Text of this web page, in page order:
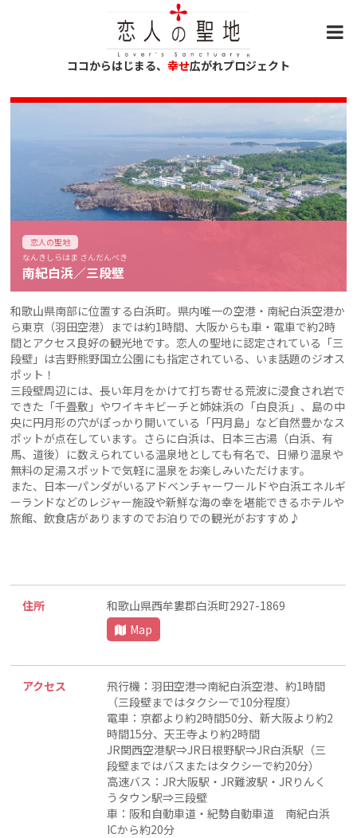
ココからはじまる、 幸せ広がれプロジェクト
恋人の聖地
なんきしらはま さんだんべき
南紀白浜／三段壁
和歌山県南部に位置する白浜町。県内唯一の空港・南紀白浜空港か
ら東京（羽田空港）までは約1時間、大阪からも車・電車で約2時
間とアクセス良好の観光地です。恋人の聖地に認定されている「三
段壁」は吉野熊野国立公園にも指定されている、いま話題のジオス
ポット！
三段壁周辺には、長い年月をかけて打ち寄せる荒波に浸食され岩で
できた「千畳敷」やワイキキビーチと姉妹浜の「白良浜」、島の中
央に円月形の穴がぽっかり開いている「円月島」など自然豊かなス
ポットが点在しています。さらに白浜は、日本三古湯（白浜、有
馬、道後）に数えられている温泉地としても有名で、日帰り温泉や
無料の足湯スポットで気軽に温泉をお楽しみいただけます。
また、日本一パンダがいるアドベンチャーワールドや白浜エネルギ
ーランドなどのレジャー施設や新鮮な海の幸を堪能できるホテルや
旅館、飲食店がありますのでお泊りでの観光がおすすめ♪
住所
和歌山県西牟婁郡白浜町2927-1869
Map
アクセス
飛行機：羽田空港⇒南紀白浜空港、約1時間
（三段壁まではタクシーで10分程度）
電車：京都より約2時間50分、新大阪より約2
時間15分、天王寺より約2時間
JR関西空港駅⇒JR日根野駅⇒JR白浜駅（三
段壁まではバスまたはタクシーで約20分）
高速バス：JR大阪駅・JR難波駅・JRりんく
うタウン駅⇒三段壁
車：阪和自動車道・紀勢自動車道 南紀白浜
ICから約20分